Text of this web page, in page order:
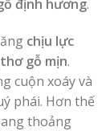
định hương.
chịu lực
gỗ mịn.
cuộn xoáy và
phái. Hơn thế
thoảng